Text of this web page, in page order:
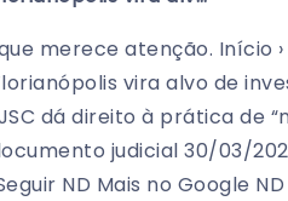
merece atenção. Início ›
vira alvo de
dá direito à prática de
judicial 30/03/
ND Mais no Google